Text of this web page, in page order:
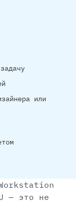
или
— это не